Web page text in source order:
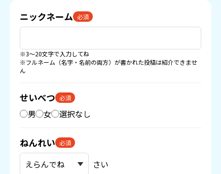
ニックネーム 必須
※3〜20文字で入力してね
※フルネーム（名字・名前の両方）が書かれた投稿は紹介できませ
ん
せいべつ 必須
男 女 選択なし
ねんれい 必須
さい